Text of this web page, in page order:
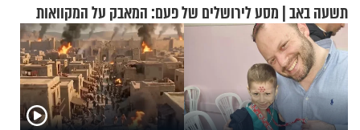
תשעה באב | מסע לירושלים של פעם: המאבק על המקוואות